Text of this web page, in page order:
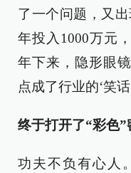
了一个问题，又
年投入1000万元
年下来，隐形眼
点成了行业的‘笑话
终于打开了“彩色”
功夫不负有心人